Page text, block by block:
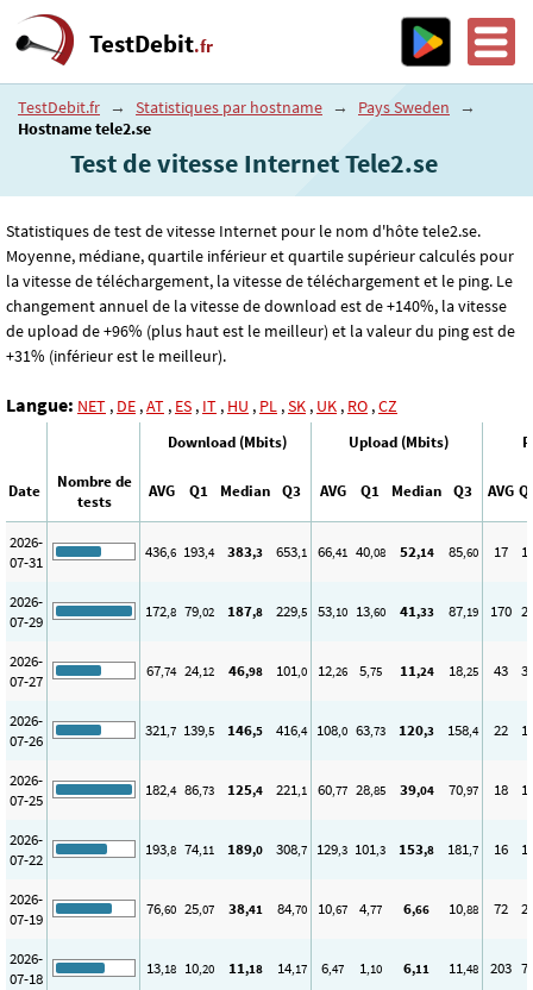
TestDebit.fr
TestDebit.fr → Statistiques par hostname → Pays Sweden
→
Hostname tele2.se
Test de vitesse Internet Tele2.se
Statistiques de test de vitesse Internet pour le nom d'hôte tele2.se.
Moyenne, médiane, quartile inférieur et quartile supérieur calculés pour
la vitesse de téléchargement, la vitesse de téléchargement et le ping. Le
changement annuel de la vitesse de download est de +140%, la vitesse
de upload de +96% (plus haut est le meilleur) et la valeur du ping est de
+31% (inférieur est le meilleur).
Langue: NET , DE ,AT , ES , IT , HU , PL ,SK , UK , RO ,CZ
Download (Mbits) Upload (Mbits)
Date
Nombre de
tests
AVG Q1 Median Q3 AVG Q1 Median Q3 AVG
2026-
07-31
436,6 193,4 383,3 653,1 66,41 40,08 52,14 85,60 17
2026-
07-29
172,8 79,02 187,8 229,5 53,10 13,60 41,33 87,19 170
2026-
07-27
67,74 24,12 46,98 101,0 12,26 5,75 11,24 18,25 43
2026-
07-26
321,7 139,5 146,5 416,4 108,0 63,73 120,3 158,4 22
2026-
07-25
182,4 86,73 125,4 221,1 60,77 28,85 39,04 70,97 18
2026-
07-22
193,8 74,11 189,0 308,7 129,3 101,3 153,8 181,7 16
2026-
07-19
76,60 25,07 38,41 84,70 10,67 4,77 6,66 10,88 72
2026-
07-18
13,18 10,20 11,18 14,17 6,47 1,10 6,11 11,48 203